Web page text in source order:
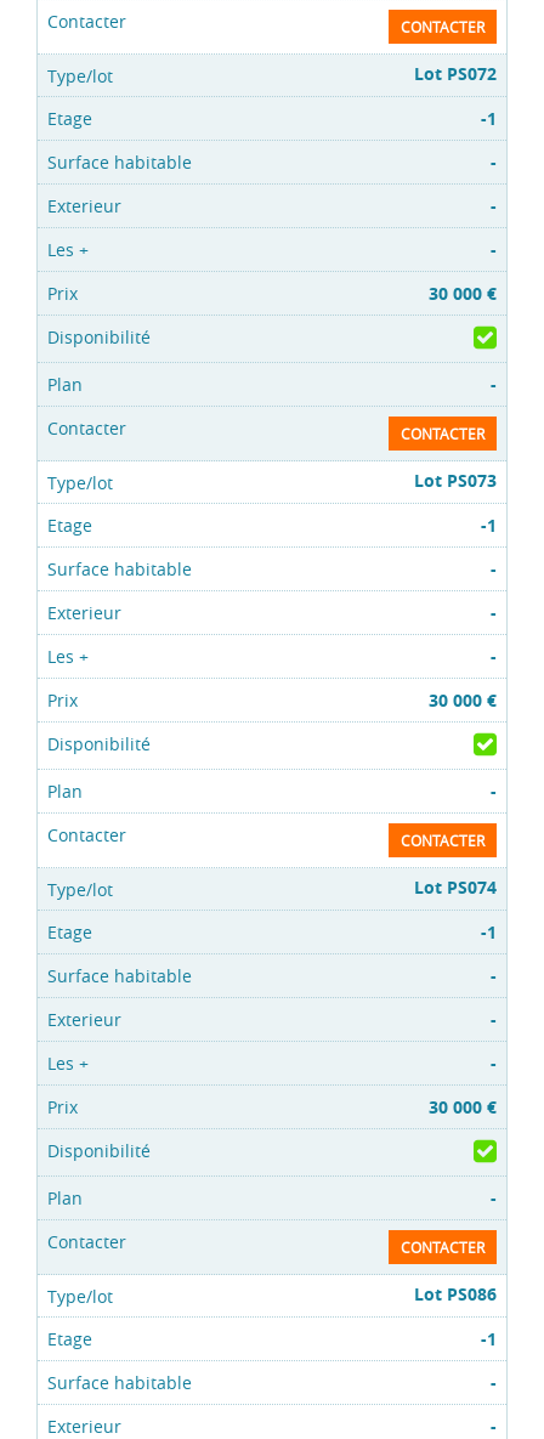
CONTACTER
Lot PS072
-1
-
-
-
30 000 €
-
CONTACTER
Lot PS073
-1
-
-
-
30 000 €
-
CONTACTER
Lot PS074
-1
-
-
-
30 000 €
-
CONTACTER
Lot PS086
-1
-
-